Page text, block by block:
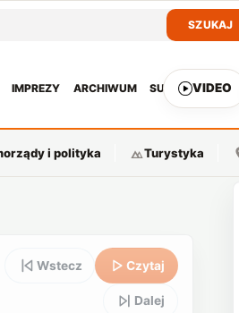
SZUKAJ
IMPREZY ARCHIWUM SUBSKRYPCJA
VIDEO
i polityka Turystyka
Wstecz Czytaj
Dalej